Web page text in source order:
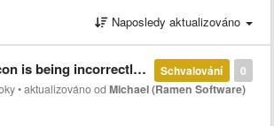
Naposledy aktualizováno
0
Schvalování
being incorrectly displayed
•aktualizováno odMichael (Ramen Software)